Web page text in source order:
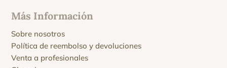
Más Información
Sobre nosotros
Política de reembolso y devoluciones
Venta a profesionales